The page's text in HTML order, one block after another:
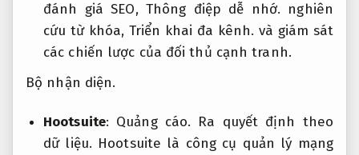
đánh giá SEO, Thông điệp dễ nhớ. nghiên
cứu từ khóa, Triển khai đa kênh. và giám sát
các chiến lược của đối thủ cạnh tranh.
Bộ nhận diện.
Hootsuite: Quảng cáo. Ra quyết định theo
dữ liệu. Hootsuite là công cụ quản lý mạng